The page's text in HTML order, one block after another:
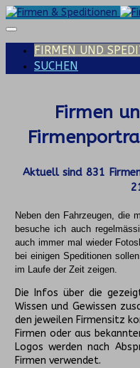
FIRMEN UND
SUCHEN
Firmen
Aktuell sind 831
Neben den Fahrzeugen, die
besuche ich auch
auch immer mal wieder
bei einigen Speditionen
im Laufe der Zeit zeigen.
Die Infos über die
Wissen und Gewissen
den jeweilen Firmensitz
Firmen oder aus
Logos werden nach
Firmen verwendet.